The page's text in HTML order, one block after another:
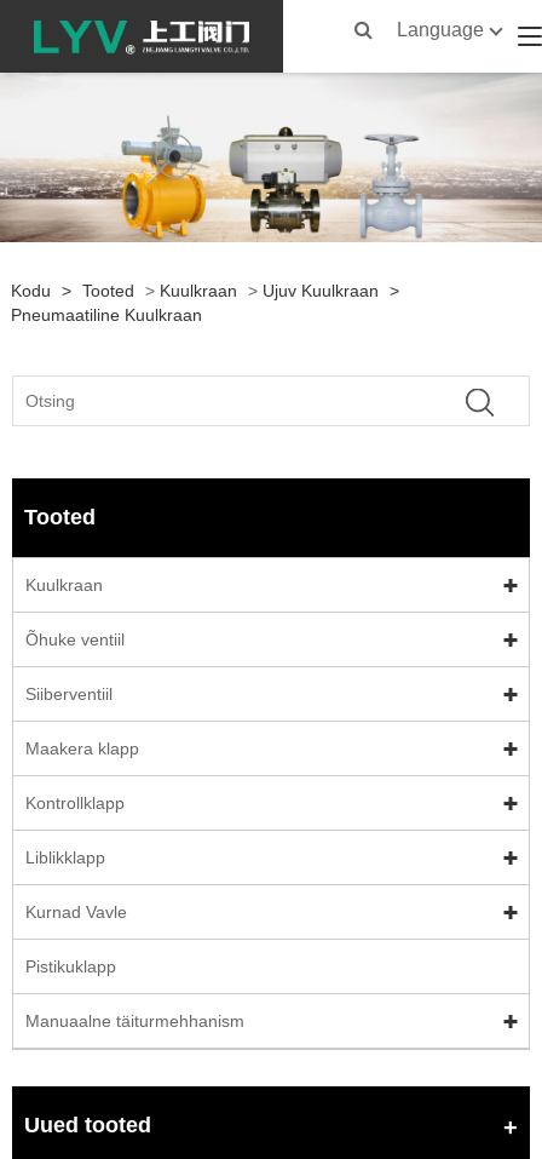
Language
Kodu > Tooted > Kuulkraan > Ujuv Kuulkraan
>
Pneumaatiline Kuulkraan
Tooted
Kuulkraan
Õhuke ventiil
Siiberventiil
Maakera klapp
Kontrollklapp
Liblikklapp
Kurnad Vavle
Pistikuklapp
Manuaalne täiturmehhanism
Uued tooted